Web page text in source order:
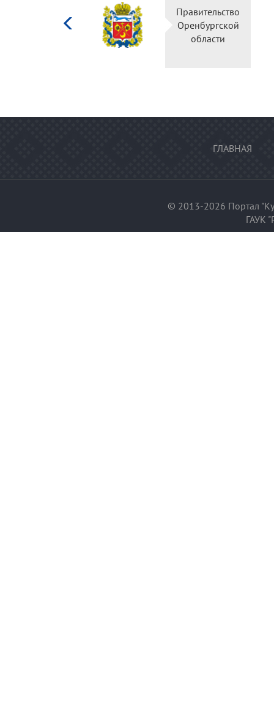
Правительство
Оренбургской
области
ГЛАВНАЯ
© 2013-2026 Портал
ГАУК